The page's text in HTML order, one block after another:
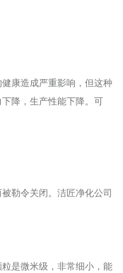
康造成严重影响，但这种
降，生产性能下降。可
勒令关闭。洁匠净化公司
是微米级，非常细小，能